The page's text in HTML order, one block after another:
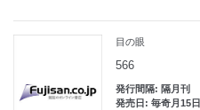
目の眼
566
発行間隔: 隔月刊
発売日: 毎奇月15日